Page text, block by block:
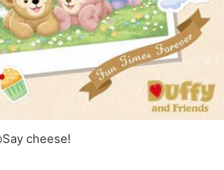
Say cheese!